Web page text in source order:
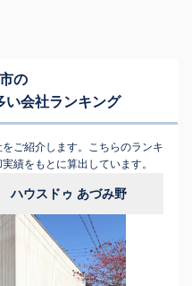
の
い会社ランキング
ご紹介します。こちらのランキ
績をもとに算出しています。
ハウスドゥ あづみ野